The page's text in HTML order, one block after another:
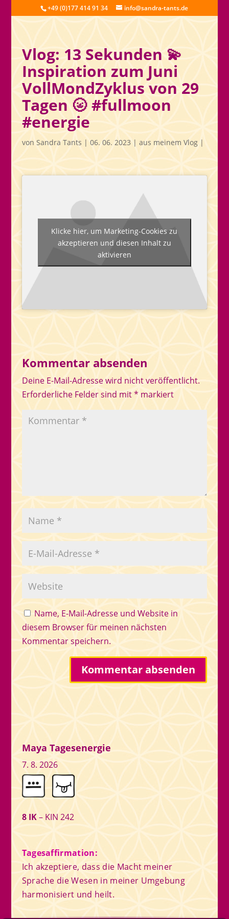
+49 (0)177 414 91 34 info@sandra-tants.de
Vlog: 13 Sekunden 💫
Inspiration zum Juni
VollMondZyklus von 29
Tagen 🌝 #fullmoon
#energie
von Sandra Tants |06. 06. 2023| aus meinem Vlog|
Klicke hier, um Marketing-Cookies zu
akzeptieren und diesen Inhalt zu
aktivieren
Kommentar absenden
Deine E-Mail-Adresse wird nicht veröffentlicht.
Erforderliche Felder sind mit* markiert
Name, E-Mail-Adresse und Website in
diesem Browser für meinen nächsten
Kommentar speichern.
Maya Tagesenergie
7. 8. 2026
8 IK– KIN 242
Tagesaffirmation:
Ich akzeptiere, dass die Macht meiner
Sprache die Wesen in meiner Umgebung
harmonisiert und heilt.